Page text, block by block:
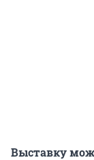
Выставку